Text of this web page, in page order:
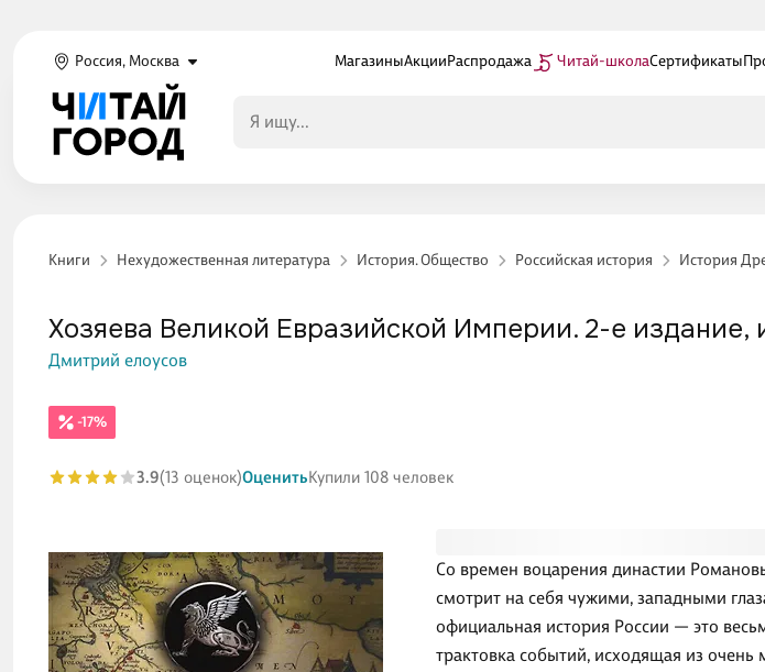
Россия, Москва МагазиныАкцииРаспродажа Читай-школаСертификаты
Книги Нехудожественная литература История. Общество Российская история История
Со времен воцарения династии
смотрит на себя чужими, западными
официальная история России — это
трактовка событий, исходящая из очень
-17%
Хозяева Великой Евразийской Империи. 2-е издание,
Дмитрий елоусов
3.9(13 оценок)ОценитьКупили 108 человек